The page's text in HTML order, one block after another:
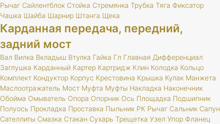
Рычаг Сайлентблок Стойка Стремянка Трубка Тяга Фиксатор
Чашка Шайба Шарнир Штанга Щека
Карданная передача, передний,
задний мост
Вал Вилка Вкладыш Втулка Гайка Гл Главная Дифференциал
Заглушка Карданный Картер Картридж Клин Колодка Кольцо
Комплект Кондуктор Корпус Крестовина Крышка Кулак Манжета
Маслоотражатель Мост Муфта Муфты Накладка Наконечник
Обойма Омыватель Опора Опорник Ось Площадка Подшипник
Полуось Прокладка Проставка Пыльник РК Рычаг Сальник Сапун
Сателлиты Смазка Стакан Сухарь Трещетка Узел Упор Фланец